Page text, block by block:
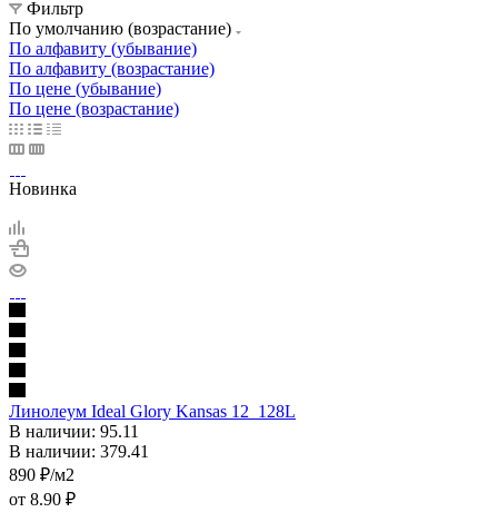
Фильтр
По умолчанию (возрастание)
По алфавиту (убывание)
По алфавиту (возрастание)
По цене (убывание)
По цене (возрастание)
Новинка
Линолеум Ideal Glory Kansas 12_128L
В наличии: 95.11
В наличии: 379.41
890 ₽/м2
от 8.90 ₽